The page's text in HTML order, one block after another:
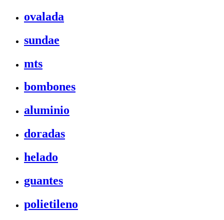
ovalada
sundae
mts
bombones
aluminio
doradas
helado
guantes
polietileno